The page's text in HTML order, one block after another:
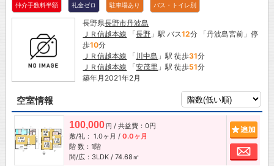
仲介手数料半額 礼金ゼロ 駐車場あり バス・トイレ別
長野県長野市丹波島
ＪＲ信越本線 「長野 」駅 バス12分 「丹波島宮前」停
歩10分
ＪＲ信越本線 「 川中島 」駅 徒歩31分
ＪＲ信越本線 「安茂里 」駅 徒歩51分
築年月2021年2月
空室情報
100,000 円 / 共益費：0円
敷/礼： 1.0ヶ月 / 0.0ヶ月
階 数：1階
間/広：3LDK / 74.68㎡
お